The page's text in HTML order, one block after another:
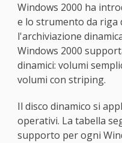
Windows 2000 ha
e lo strumento da riga
l'archiviazione
Windows 2000
dinamici: volumi
volumi con striping.
Il disco dinamico si
operativi. La tabella
supporto per ogni